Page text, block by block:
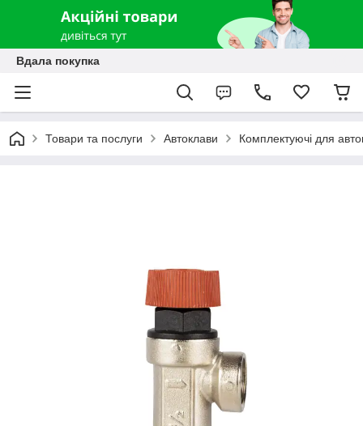
Вдала покупка
Товари та послуги Автоклави Комплектуючі для